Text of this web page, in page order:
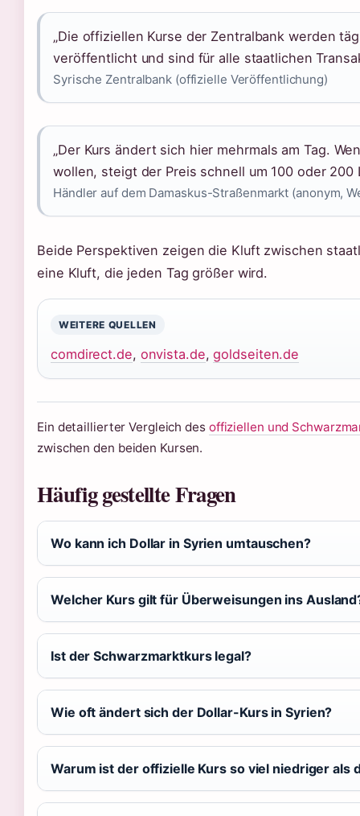
„Die offiziellen Kurse der Zentralbank werden
veröffentlicht und sind für alle staatlichen
Syrische Zentralbank (offizielle Veröffentlichung)
„Der Kurs ändert sich hier mehrmals am Tag.
wollen, steigt der Preis schnell um 100 oder 200
Händler auf dem Damaskus-Straßenmarkt (anonym,
Beide Perspektiven zeigen die Kluft zwischen
eine Kluft, die jeden Tag größer wird.
WEITERE QUELLEN
comdirect.de, onvista.de,goldseiten.de
Ein detaillierter Vergleich des offiziellen und
zwischen den beiden Kursen.
Häufig gestellte Fragen
Wo kann ich Dollar in Syrien umtauschen?
Welcher Kurs gilt für Überweisungen ins
Ist der Schwarzmarktkurs legal?
Wie oft ändert sich der Dollar-Kurs in Syrien?
Warum ist der offizielle Kurs so viel niedriger als